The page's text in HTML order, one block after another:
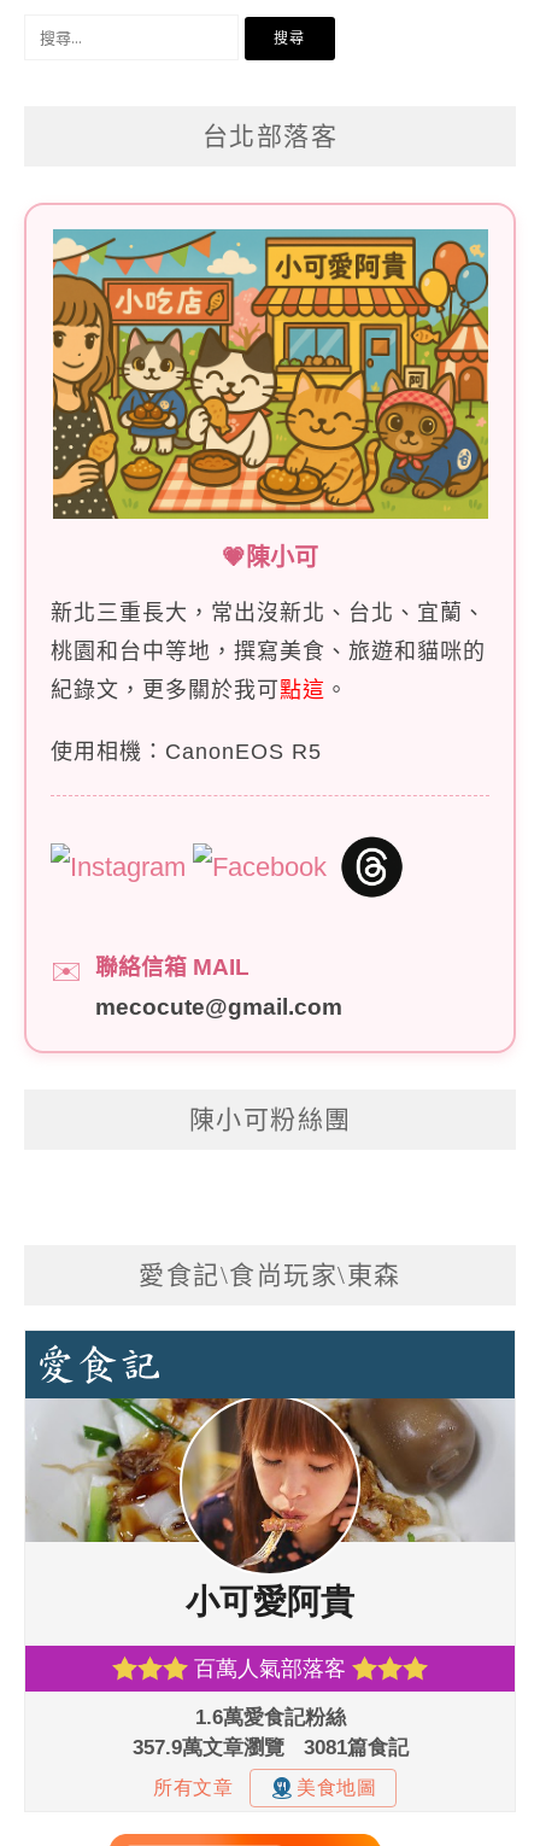
搜
台北部落客
💗陳小可
新北三重長大，常出沒新北、台北、宜蘭、
桃園和台中等地，撰寫美食、旅遊和貓咪的
紀錄文，更多關於我可點這 。
使用相機：CanonEOS R5
✉️
聯絡信箱 MAIL
mecocute@gmail.com
陳小可粉絲團
愛食記\食尚玩家\東森